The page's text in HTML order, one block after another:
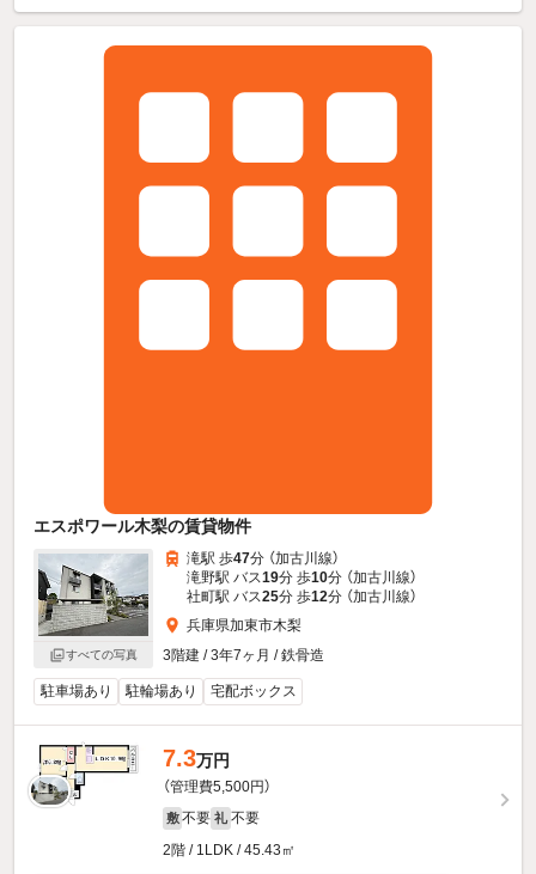
エスポワール木梨の賃貸物件
すべての写真
滝駅 歩47分 （加古川線）
滝野駅 バス19分 歩10分 （加古川線）
社町駅 バス25分 歩12分 （加古川線）
兵庫県加東市木梨
3階建 / 3年7ヶ月 / 鉄骨造
駐車場あり 駐輪場あり 宅配ボックス
7.3万円
（管理費5,500円）
敷 不要 礼 不要
2階 / 1LDK / 45.43㎡